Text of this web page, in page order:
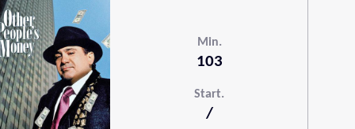
Min.
103
Start.
/